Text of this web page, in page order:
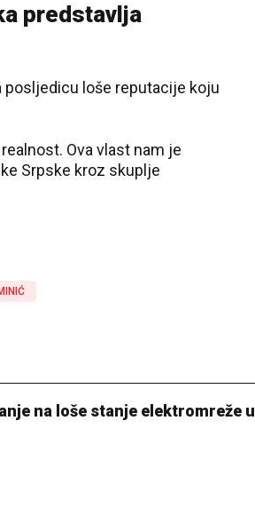
predstavlja
posljedicu loše reputacije koju
Ova vlast nam je
Srpske kroz skuplje
na loše stanje elektromreže u